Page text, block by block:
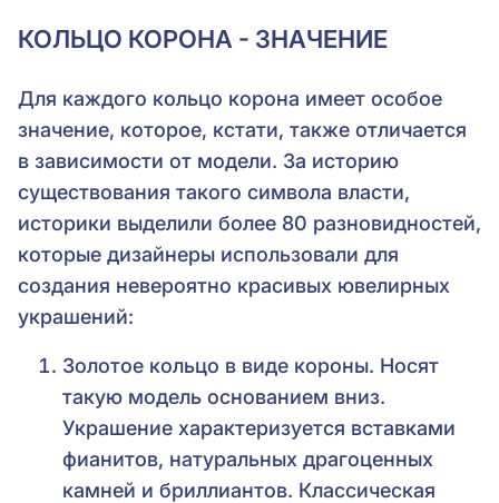
КОЛЬЦО КОРОНА - ЗНАЧЕНИЕ
Для каждого кольцо корона имеет особое
значение, которое, кстати, также отличается
в зависимости от модели. За историю
существования такого символа власти,
историки выделили более 80 разновидностей,
которые дизайнеры использовали для
создания невероятно красивых ювелирных
украшений:
Золотое кольцо в виде короны. Носят
такую модель основанием вниз.
Украшение характеризуется вставками
фианитов, натуральных драгоценных
камней и бриллиантов. Классическая